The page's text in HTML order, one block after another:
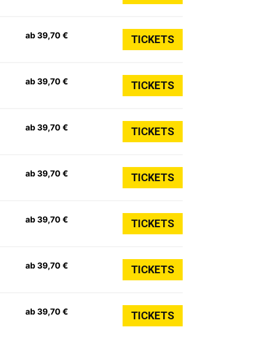
ab 39,70 € TICKETS
ab 39,70 € TICKETS
ab 39,70 € TICKETS
ab 39,70 € TICKETS
ab 39,70 € TICKETS
ab 39,70 € TICKETS
ab 39,70 € TICKETS